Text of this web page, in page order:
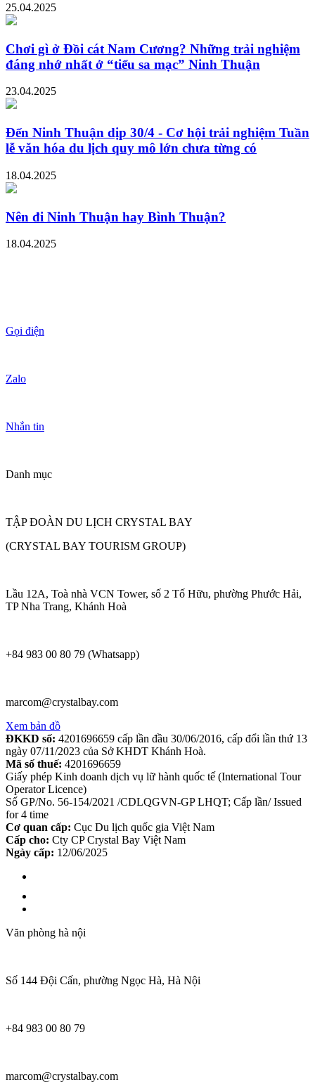
25.04.2025
Chơi gì ở Đồi cát Nam Cương? Những trải nghiệm
đáng nhớ nhất ở “tiểu sa mạc” Ninh Thuận
23.04.2025
Đến Ninh Thuận dịp 30/4 - Cơ hội trải nghiệm Tuần
lễ văn hóa du lịch quy mô lớn chưa từng có
18.04.2025
Nên đi Ninh Thuận hay Bình Thuận?
18.04.2025
Gọi điện
Zalo
Nhắn tin
Danh mục
TẬP ĐOÀN DU LỊCH CRYSTAL BAY
(CRYSTAL BAY TOURISM GROUP)
Lầu 12A, Toà nhà VCN Tower, số 2 Tố Hữu, phường Phước Hải,
TP Nha Trang, Khánh Hoà
+84 983 00 80 79 (Whatsapp)
marcom@crystalbay.com
Xem bản đồ
ĐKKD số: 4201696659 cấp lần đầu 30/06/2016, cấp đổi lần thứ 13
ngày 07/11/2023 của Sở KHDT Khánh Hoà.
Mã số thuế: 4201696659
Giấy phép Kinh doanh dịch vụ lữ hành quốc tế (International Tour
Operator Licence)
Số GP/No. 56-154/2021 /CDLQGVN-GP LHQT; Cấp lần/ Issued
for 4 time
Cơ quan cấp: Cục Du lịch quốc gia Việt Nam
Cấp cho: Cty CP Crystal Bay Việt Nam
Ngày cấp: 12/06/2025
Văn phòng hà nội
Số 144 Đội Cấn, phường Ngọc Hà, Hà Nội
+84 983 00 80 79
marcom@crystalbay.com